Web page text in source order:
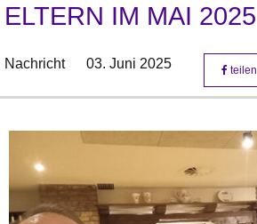
ELTERN IM MAI 2025
Nachricht 03. Juni 2025 teilen